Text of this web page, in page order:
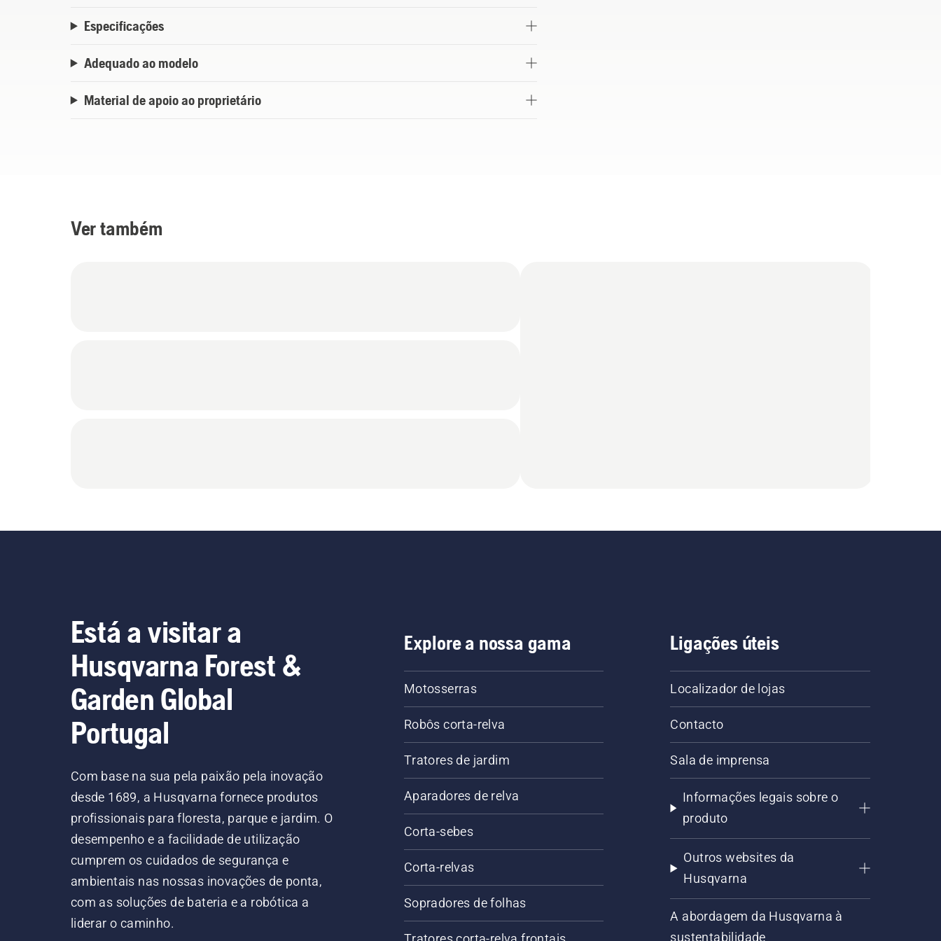
Especificações
Adequado ao modelo
Material de apoio ao proprietário
Ver também
Está a visitar a
Husqvarna Forest &
Garden Global
Portugal
Com base na sua pela paixão pela inovação
desde 1689, a Husqvarna fornece produtos
profissionais para floresta, parque e jardim. O
desempenho e a facilidade de utilização
cumprem os cuidados de segurança e
ambientais nas nossas inovações de ponta,
com as soluções de bateria e a robótica a
liderar o caminho.
Explore a nossa gama
Motosserras
Robôs corta-relva
Tratores de jardim
Aparadores de relva
Corta-sebes
Corta-relvas
Sopradores de folhas
Ligações úteis
Localizador de lojas
Contacto
Sala de imprensa
Informações legais sobre o
produto
Outros websites da
Husqvarna
A abordagem da Husqvarna à
sustentabilidade